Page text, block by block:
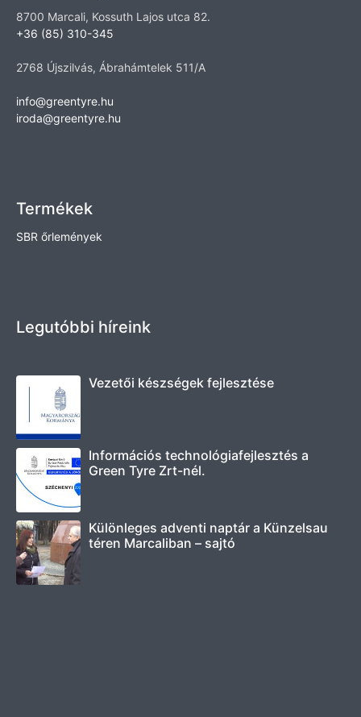
8700 Marcali, Kossuth Lajos utca 82.
+36 (85) 310-345
2768 Újszilvás, Ábrahámtelek 511/A
info@greentyre.hu
iroda@greentyre.hu
Termékek
SBR őrlemények
Legutóbbi híreink
Vezetői készségek fejlesztése
Információs technológiafejlesztés a
Green Tyre Zrt-nél.
Különleges adventi naptár a Künzelsau
téren Marcaliban – sajtó